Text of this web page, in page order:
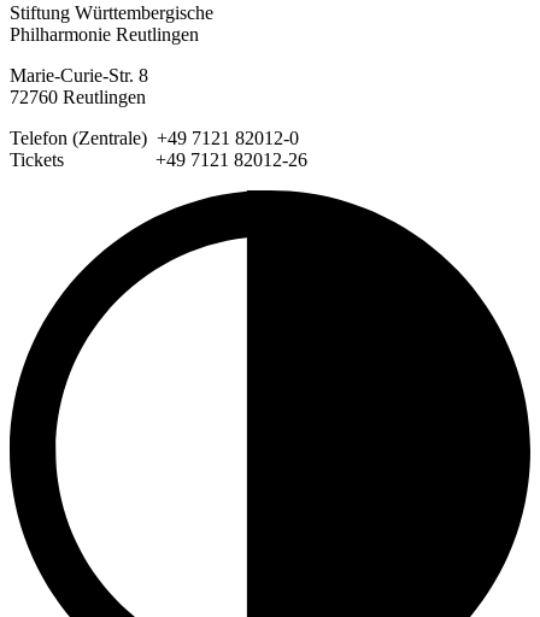
Stiftung Württembergische
Philharmonie Reutlingen
Marie-Curie-Str. 8
72760 Reutlingen
Telefon (Zentrale) +49 7121 82012-0
Tickets +49 7121 82012-26